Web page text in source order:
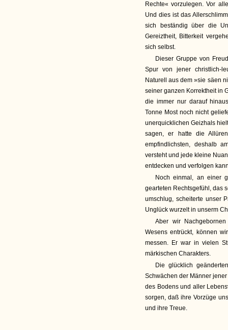
Rechte« vorzulegen. Vor
Und dies ist das
sich beständig über die
Gereiztheit, Bitterkeit
sich selbst.
Dieser Gruppe von
Spur von jener christlich-
Naturell aus dem »sie säen
seiner ganzen Korrektheit in
die immer nur darauf
Tonne Most noch nicht
unerquicklichen Geizhals
sagen, er hatte die
empfindlichsten, deshalb
versteht und jede kleine
entdecken und verfolgen
Noch einmal, an einer
gearteten Rechtsgefühl, das
umschlug, scheiterte unser
Unglück wurzelt in unserm
Aber wir
Wesens entrückt, können
messen. Er war in vielen
märkischen Charakters.
Die glücklich
Schwächen der Männer
des Bodens und aller
sorgen, daß ihre Vorzüge
und ihre Treue.